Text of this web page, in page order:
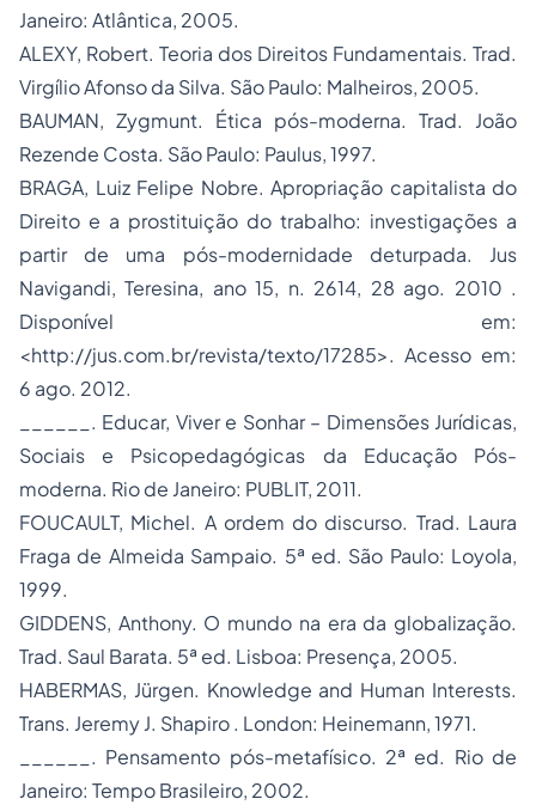
Janeiro: Atlântica, 2005.
ALEXY, Robert. Teoria dos Direitos Fundamentais. Trad.
Virgílio Afonso da Silva. São Paulo: Malheiros, 2005.
BAUMAN, Zygmunt. Ética pós-moderna. Trad. João
Rezende Costa. São Paulo: Paulus, 1997.
BRAGA, Luiz Felipe Nobre. Apropriação capitalista do
Direito e a prostituição do trabalho: investigações a
partir de uma pós-modernidade deturpada. Jus
Navigandi, Teresina, ano 15, n. 2614, 28 ago. 2010 .
Disponível em:
<http://jus.com.br/revista/texto/17285>. Acesso em:
6 ago. 2012.
______. Educar, Viver e Sonhar – Dimensões Jurídicas,
Sociais e Psicopedagógicas da Educação Pós-
moderna. Rio de Janeiro: PUBLIT, 2011.
FOUCAULT, Michel. A ordem do discurso. Trad. Laura
Fraga de Almeida Sampaio. 5ª ed. São Paulo: Loyola,
1999.
GIDDENS, Anthony. O mundo na era da globalização.
Trad. Saul Barata. 5ª ed. Lisboa: Presença, 2005.
HABERMAS, Jürgen. Knowledge and Human Interests.
Trans. Jeremy J. Shapiro . London: Heinemann, 1971.
______. Pensamento pós-metafísico. 2ª ed. Rio de
Janeiro: Tempo Brasileiro, 2002.